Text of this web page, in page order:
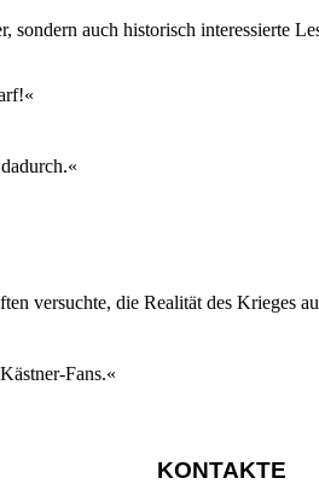
auch historisch interessierte
versuchte, die Realität des Krieges
Fans.«
KONTAKTE